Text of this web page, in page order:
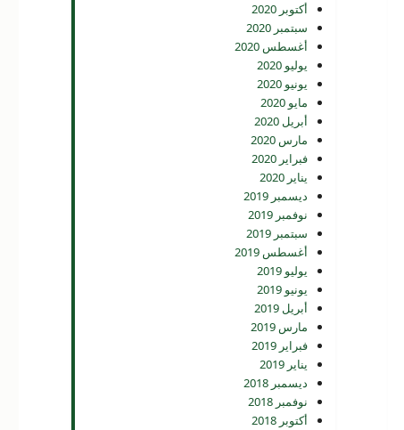
أكتوبر 2020
سبتمبر 2020
أغسطس 2020
يوليو 2020
يونيو 2020
مايو 2020
أبريل 2020
مارس 2020
فبراير 2020
يناير 2020
ديسمبر 2019
نوفمبر 2019
سبتمبر 2019
أغسطس 2019
يوليو 2019
يونيو 2019
أبريل 2019
مارس 2019
فبراير 2019
يناير 2019
ديسمبر 2018
نوفمبر 2018
أكتوبر 2018